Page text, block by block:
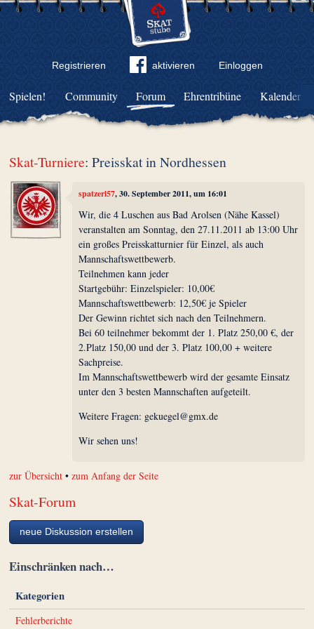
Registrieren aktivieren Einloggen
Community Forum Ehrentribüne Kalender
Spielen!
Skat-Turniere: Preisskat in Nordhessen
spatzerl57, 30. September 2011, um 16:01
Wir, die 4 Luschen aus Bad Arolsen (Nähe Kassel)
veranstalten am Sonntag, den 27.11.2011 ab 13:00 Uhr
ein großes Preisskatturnier für Einzel, als auch
Mannschaftswettbewerb.
Teilnehmen kann jeder
Startgebühr: Einzelspieler: 10,00€
Mannschaftswettbewerb: 12,50€ je Spieler
Der Gewinn richtet sich nach den Teilnehmern.
Bei 60 teilnehmer bekommt der 1. Platz 250,00 €, der
2.Platz 150,00 und der 3. Platz 100,00 + weitere
Sachpreise.
Im Mannschaftswettbewerb wird der gesamte Einsatz
unter den 3 besten Mannschaften aufgeteilt.
Weitere Fragen: gekuegel@gmx.de
Wir sehen uns!
zur Übersicht •zum Anfang der Seite
Skat-Forum
neue Diskussion erstellen
Einschränken nach…
Kategorien
Fehlerberichte